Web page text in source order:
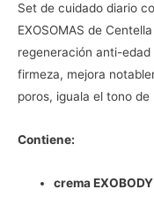
Set de cuidado diario
EXOSOMAS de
regeneración anti-
firmeza, mejora
poros, iguala el tono de
Contiene:
crema EXOBODY